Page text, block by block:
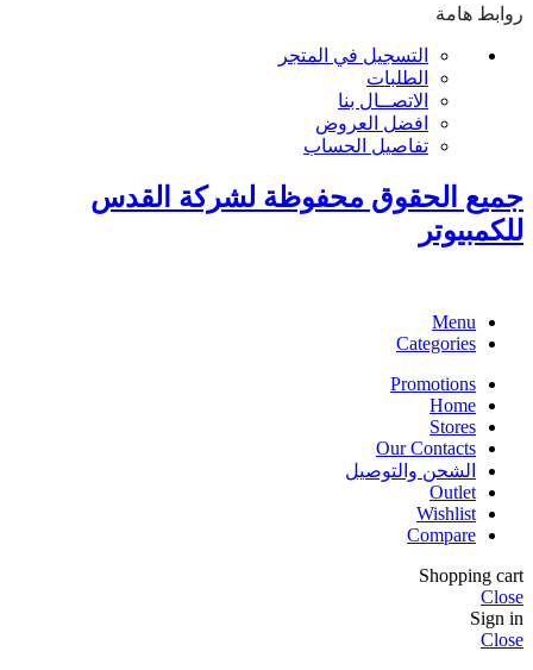
روابط هامة
التسجيل في المتجر
الطلبات
الاتصــال بنا
افضل العروض
تفاصيل الحساب
جميع الحقوق محفوظة لشركة القدس
للكمبيوتر
Menu
Categories
Promotions
Home
Stores
Our Contacts
الشحن والتوصيل
Outlet
Wishlist
Compare
Shopping cart
Close
Sign in
Close